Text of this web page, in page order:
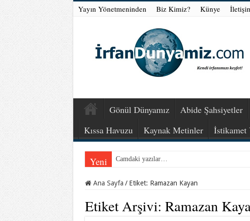
Yayın Yönetmeninden Biz Kimiz? Künye
Gönül Dünyamız Abide Şahsiyetler
Kıssa Havuzu
Kaynak Metinler İstikamet
Yeni Camdaki yazılar…
Ana Sayfa / Etiket: Ramazan Kayan
Etiket Arşivi: Ramazan